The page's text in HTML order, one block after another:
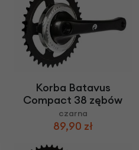
Korba Batavus
Compact 38 zębów
czarna
89,90 zł